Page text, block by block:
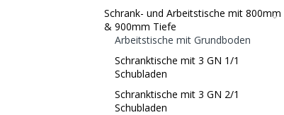
Schrank- und Arbeitstische mit 800mm
& 900mm Tiefe
Arbeitstische mit Grundboden
Schranktische mit 3 GN 1/1
Schubladen
Schranktische mit 3 GN 2/1
Schubladen